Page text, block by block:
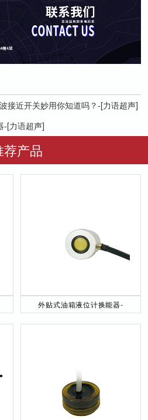
接近开关妙用你知道吗？-[力语超声]
-[力语超声]
荐产品
外贴式油箱液位计换能器-